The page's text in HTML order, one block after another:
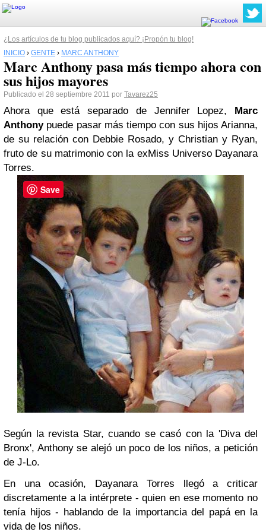
¿Los artículos de tu blog publicados aquí? ¡Propón tu blog!
INICIO › GENTE › MARC ANTHONY
Marc Anthony pasa más tiempo ahora con
sus hijos mayores
Publicado el 28 septiembre 2011 por Tavarez25
Ahora que está separado de Jennifer Lopez, Marc
Anthonypuede pasar más tiempo con sus hijos Arianna,
de su relación con Debbie Rosado, y Christian y Ryan,
fruto de su matrimonio con la exMiss Universo Dayanara
Torres.
Según la revista Star, cuando se casó con la 'Diva del
Bronx', Anthony se alejó un poco de los niños, a petición
de J-Lo.
En una ocasión, Dayanara Torres llegó a criticar
discretamente a la intérprete - quien en ese momento no
tenía hijos - hablando de la importancia del papá en la
vida de los niños.
Save